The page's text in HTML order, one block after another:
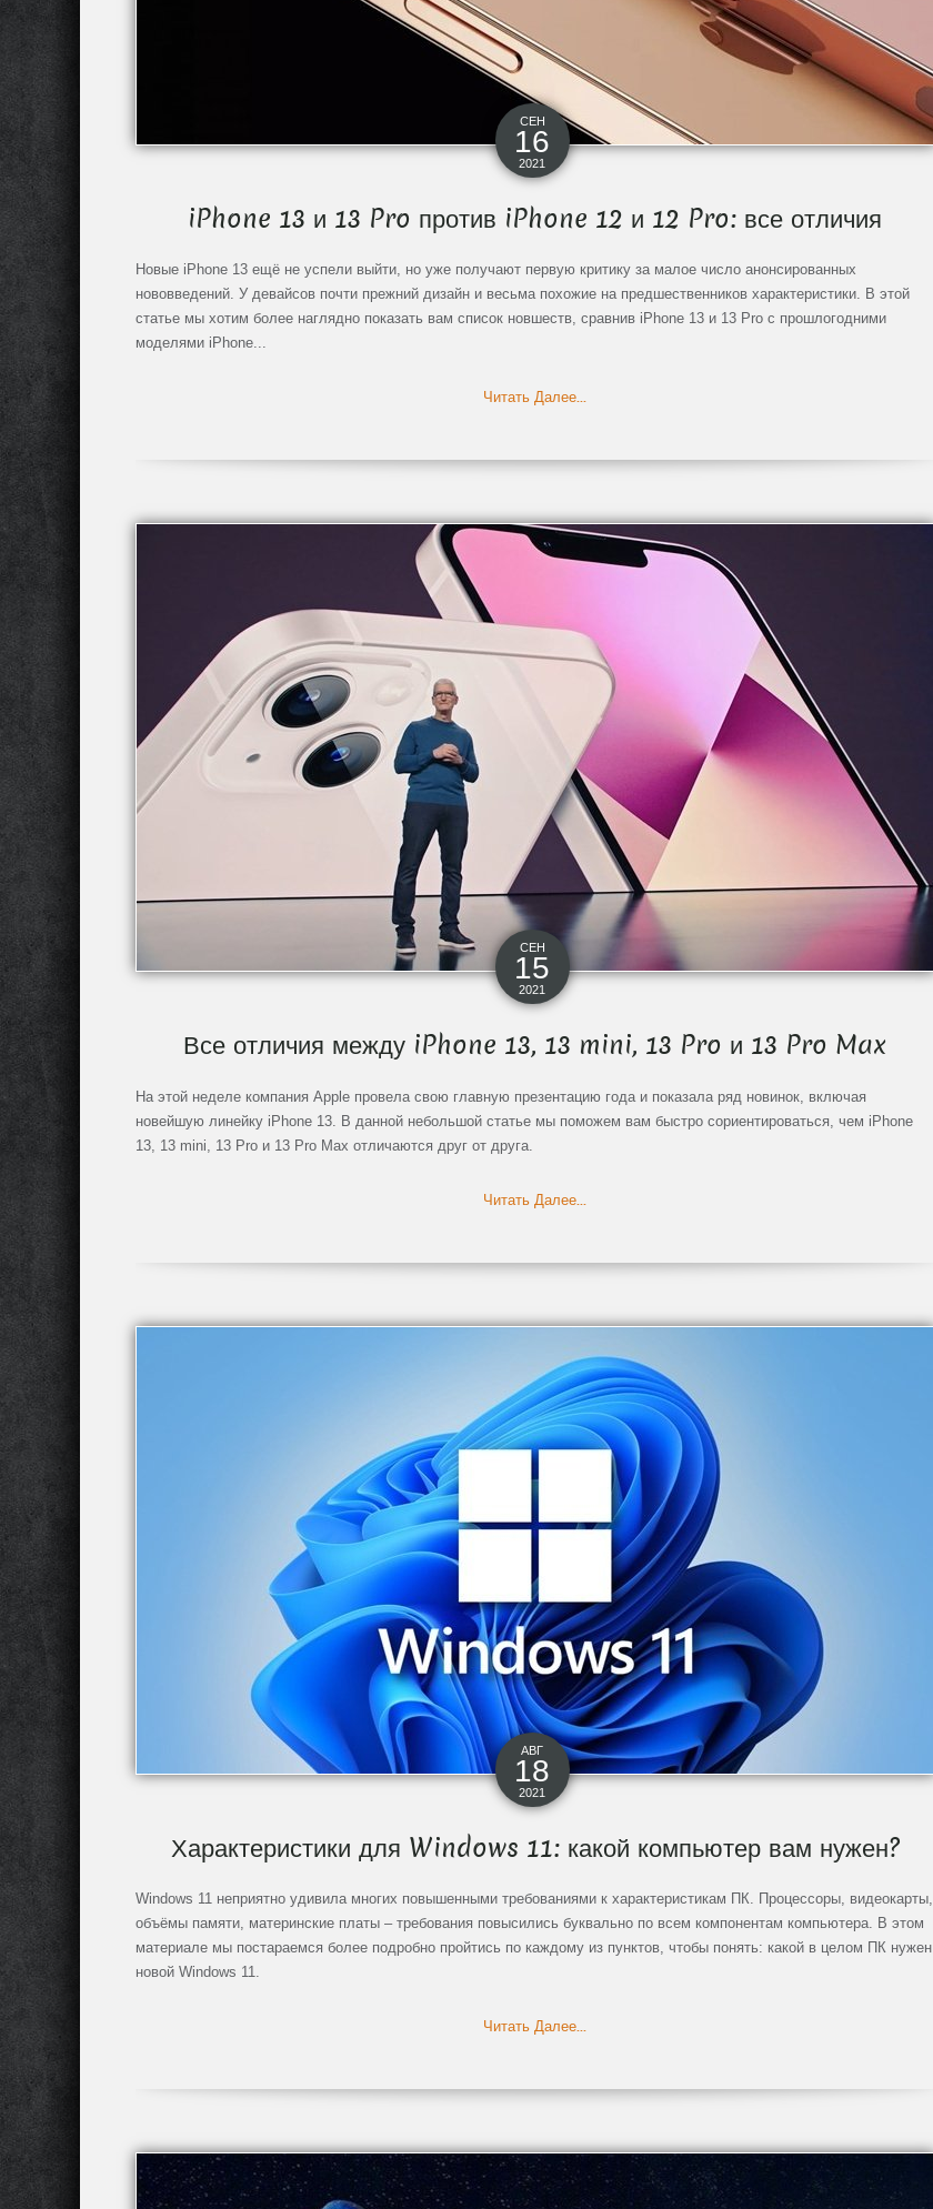
СЕН
16
2021
iPhone 13 и 13 Pro против iPhone 12 и 12 Pro: все отличия
Новые iPhone 13 ещё не успели выйти, но уже получают первую критику за малое число анонсированных
нововведений. У девайсов почти прежний дизайн и весьма похожие на предшественников характеристики. В этой
статье мы хотим более наглядно показать вам список новшеств, сравнив iPhone 13 и 13 Pro с прошлогодними
моделями iPhone...
Читать Далее...
СЕН
15
2021
Все отличия между iPhone 13, 13 mini, 13 Pro и 13 Pro Max
На этой неделе компания Apple провела свою главную презентацию года и показала ряд новинок, включая
новейшую линейку iPhone 13. В данной небольшой статье мы поможем вам быстро сориентироваться, чем iPhone
13, 13 mini, 13 Pro и 13 Pro Max отличаются друг от друга.
Читать Далее...
АВГ
18
2021
Характеристики для Windows 11: какой компьютер вам нужен?
Windows 11 неприятно удивила многих повышенными требованиями к характеристикам ПК. Процессоры, видеокарты,
объёмы памяти, материнские платы – требования повысились буквально по всем компонентам компьютера. В этом
материале мы постараемся более подробно пройтись по каждому из пунктов, чтобы понять: какой в целом ПК нужен
новой Windows 11.
Читать Далее...